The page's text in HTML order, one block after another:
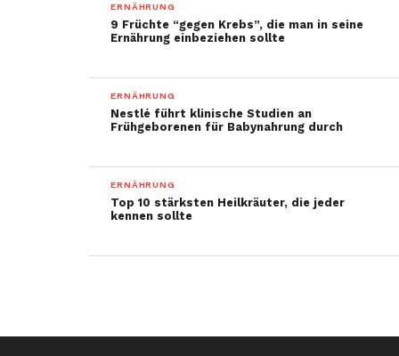
ERNÄHRUNG
9 Früchte “gegen Krebs”, die man in seine
Ernährung einbeziehen sollte
ERNÄHRUNG
Nestlé führt klinische Studien an
Frühgeborenen für Babynahrung durch
ERNÄHRUNG
Top 10 stärksten Heilkräuter, die jeder
kennen sollte